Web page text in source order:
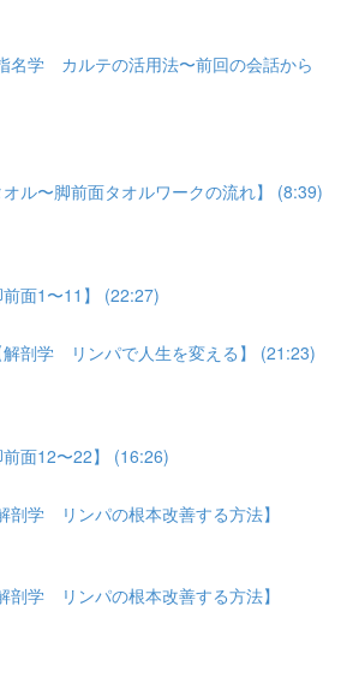
名学 カルテの活用法〜前回の会話から
ル〜脚前面タオルワークの流れ】 (8:39)
面1〜11】 (22:27)
解剖学 リンパで人生を変える】 (21:23)
面12〜22】 (16:26)
剖学 リンパの根本改善する方法】
剖学 リンパの根本改善する方法】